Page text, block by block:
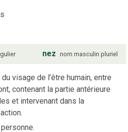
nez nom masculin pluriel
visage de l’être humain, entre
contenant la partie antérieure
et intervenant dans la
personne.